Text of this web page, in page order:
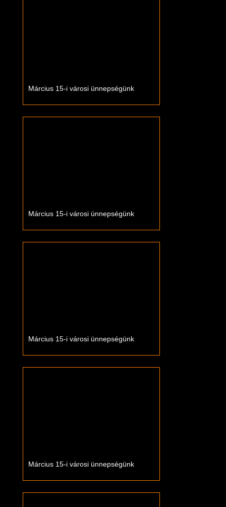
Március 15-i városi ünnepségünk
Március 15-i városi ünnepségünk
Március 15-i városi ünnepségünk
Március 15-i városi ünnepségünk